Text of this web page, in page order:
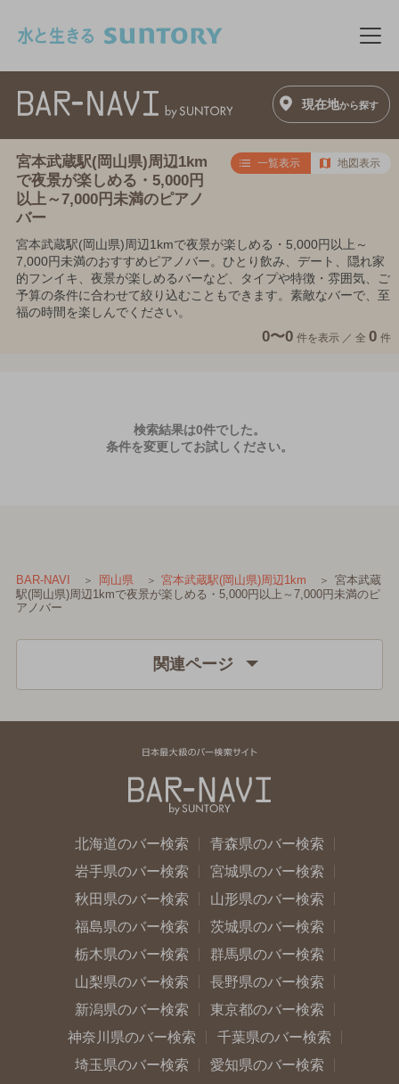
メ
現在地から探す
宮本武蔵駅(岡山県)周辺1km
で夜景が楽しめる・5,000円
以上～7,000円未満のピアノ
バー
一覧表示 地図表示
宮本武蔵駅(岡山県)周辺1kmで夜景が楽しめる・5,000円以上～
7,000円未満のおすすめピアノバー。ひとり飲み、デート、隠れ家
的フンイキ、夜景が楽しめるバーなど、タイプや特徴・雰囲気、ご
予算の条件に合わせて絞り込むこともできます。素敵なバーで、至
福の時間を楽しんでください。
0〜0 件を表示 ／ 全 0 件
検索結果は0件でした。
条件を変更してお試しください。
BAR-NAVI 岡山県 宮本武蔵駅(岡山県)周辺1km
宮本武蔵
駅(岡山県)周辺1kmで夜景が楽しめる・5,000円以上～7,000円未満のピ
アノバー
関連ページ
北海道のバー検索
青森県のバー検索
岩手県のバー検索
宮城県のバー検索
秋田県のバー検索
山形県のバー検索
福島県のバー検索
茨城県のバー検索
栃木県のバー検索
群馬県のバー検索
山梨県のバー検索
長野県のバー検索
新潟県のバー検索
東京都のバー検索
神奈川県のバー検索
千葉県のバー検索
埼玉県のバー検索
愛知県のバー検索